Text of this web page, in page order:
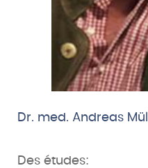
Dr. med. Andreas
Des études: